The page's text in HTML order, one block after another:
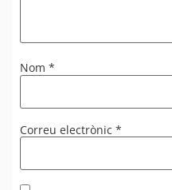
Nom *
Correu electrònic *